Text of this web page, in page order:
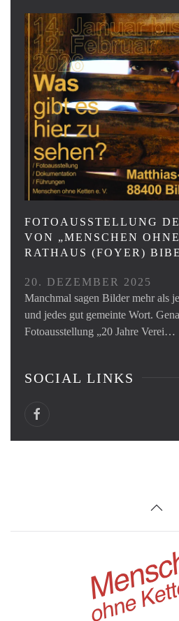
FOTOAUSSTELLUNG
VON „MENSCHEN
RATHAUS (FOYER)
20. DEZEMBER 2025
Manchmal sagen Bilder mehr als
und jedes gut gemeinte Wort.
Fotoausstellung „20 Jahre Verei…
SOCIAL LINKS